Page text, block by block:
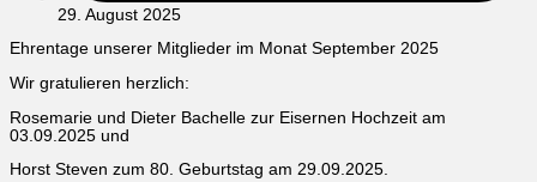
29. August 2025
Ehrentage unserer Mitglieder im Monat September 2025
Wir gratulieren herzlich:
Rosemarie und Dieter Bachelle zur Eisernen Hochzeit am
03.09.2025 und
Horst Steven zum 80. Geburtstag am 29.09.2025.